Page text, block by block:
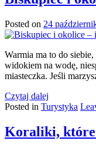
Posted on 24
Warmia ma to do
widokiem na wodę,
miasteczka. Jeśli
Czytaj dalej
Posted in Turystyka
Koraliki, które